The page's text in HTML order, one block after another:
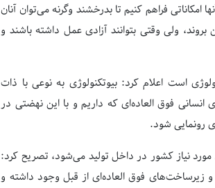
امکاناتی فراهم کنیم تا بدرخشند وگرنه می‌توان آنان
ولی وقتی بتوانند آزادی عمل داشته باشند و
است اعلام کرد: بیوتکنولوژی به نوعی با ذات
انسانی فوق العاده‌ای که داریم و با این نهضتی در
رونمایی شود.
در پایان با بیان اینکه 97 درصد داروهای مورد نیاز کشور در داخل تولید می‌شود، تصریح کرد:
و زیرساخت‌های فوق العاده‌ای از قبل وجود داشته و